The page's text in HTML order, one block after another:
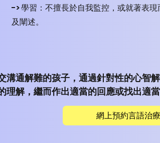
-> 學習：不擅長於自我監控，或就著表
及闡述。
溝通解難的孩子，通過針對性的心智
理解，繼而作出適當的回應或找出適
網上預約言語治療